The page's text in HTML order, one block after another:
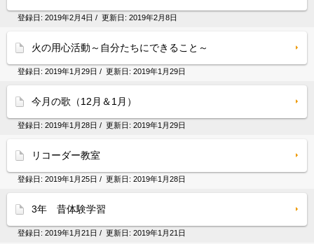
登録日: 2019年2月4日 / 更新日: 2019年2月8日
火の用心活動～自分たちにできること～
登録日: 2019年1月29日 / 更新日: 2019年1月29日
今月の歌（12月＆1月）
登録日: 2019年1月28日 / 更新日: 2019年1月29日
リコーダー教室
登録日: 2019年1月25日 / 更新日: 2019年1月28日
3年 昔体験学習
登録日: 2019年1月21日 / 更新日: 2019年1月21日